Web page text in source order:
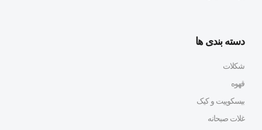
دسته بندی ها
شکلات
قهوه
بیسکوییت و کیک
غلات صبحانه